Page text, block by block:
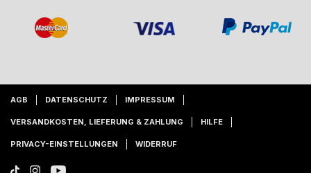
AGB DATENSCHUTZ IMPRESSUM
VERSANDKOSTEN, LIEFERUNG & ZAHLUNG HILFE
PRIVACY-EINSTELLUNGEN WIDERRUF